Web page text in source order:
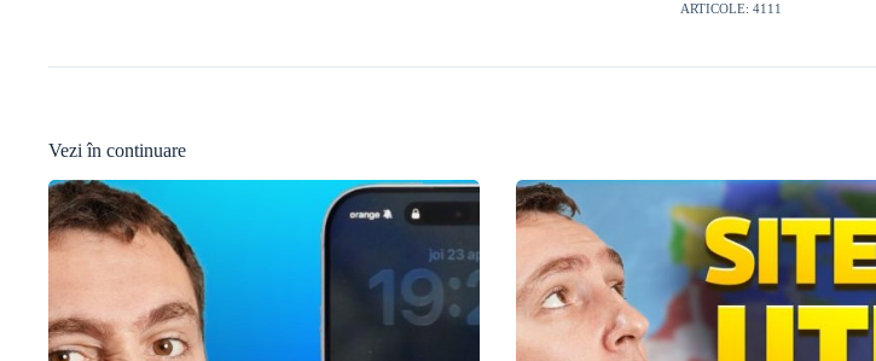
ARTICOLE: 4111
Vezi în continuare